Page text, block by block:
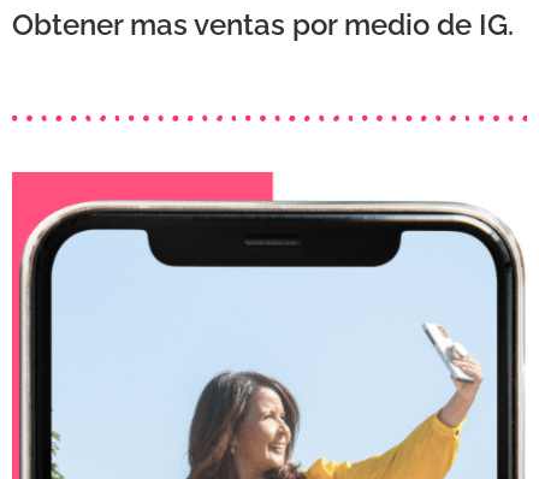
Obtener mas ventas por medio de IG.